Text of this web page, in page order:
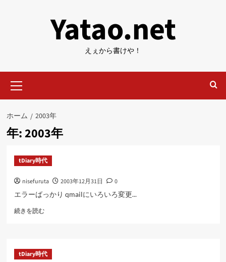
Yatao.net
えぇから書けや！
イ
ン
ニ
ュ
ホーム 2003年
年:2003年
tDiary時代
nisefuruta 2003年12月31日
0
エラーばっかり qmailにいろいろ変更...
続きを読むに
さ
ら
tDiary時代